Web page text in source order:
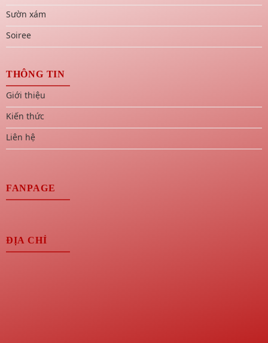
Sườn xám
Soiree
THÔNG TIN
Giới thiệu
Kiến thức
Liên hệ
FANPAGE
ĐỊA CHỈ